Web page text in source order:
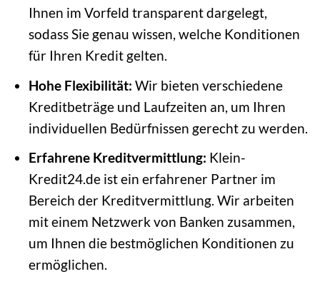
Ihnen im Vorfeld transparent dargelegt,
sodass Sie genau wissen, welche Konditionen
für Ihren Kredit gelten.
Hohe Flexibilität: Wir bieten verschiedene
Kreditbeträge und Laufzeiten an, um Ihren
individuellen Bedürfnissen gerecht zu werden.
Erfahrene Kreditvermittlung: Klein-
Kredit24.de ist ein erfahrener Partner im
Bereich der Kreditvermittlung. Wir arbeiten
mit einem Netzwerk von Banken zusammen,
um Ihnen die bestmöglichen Konditionen zu
ermöglichen.